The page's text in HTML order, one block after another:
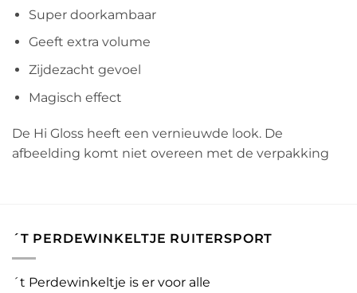
Super doorkambaar
Geeft extra volume
Zijdezacht gevoel
Magisch effect
De Hi Gloss heeft een vernieuwde look. De
afbeelding komt niet overeen met de verpakking
´T PERDEWINKELTJE RUITERSPORT
´t Perdewinkeltje is er voor alle